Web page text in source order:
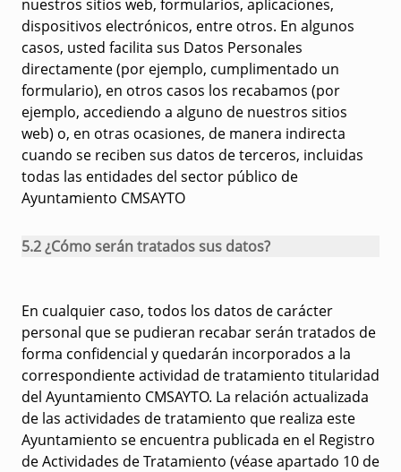
nuestros sitios web, formularios, aplicaciones,
dispositivos electrónicos, entre otros. En algunos
casos, usted facilita sus Datos Personales
directamente (por ejemplo, cumplimentado un
formulario), en otros casos los recabamos (por
ejemplo, accediendo a alguno de nuestros sitios
web) o, en otras ocasiones, de manera indirecta
cuando se reciben sus datos de terceros, incluidas
todas las entidades del sector público de
Ayuntamiento CMSAYTO
5.2 ¿Cómo serán tratados sus datos?
En cualquier caso, todos los datos de carácter
personal que se pudieran recabar serán tratados de
forma confidencial y quedarán incorporados a la
correspondiente actividad de tratamiento titularidad
del Ayuntamiento CMSAYTO. La relación actualizada
de las actividades de tratamiento que realiza este
Ayuntamiento se encuentra publicada en el Registro
de Actividades de Tratamiento (véase apartado 10 de